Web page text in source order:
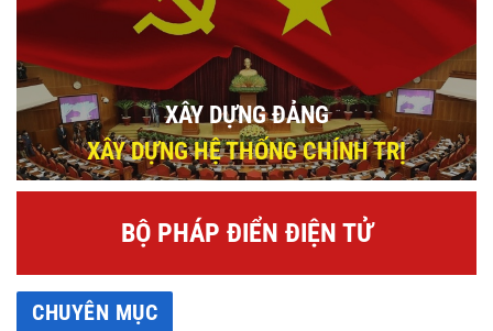
XÂY DỰNG ĐẢNG
XÂY DỰNG HỆ THỐNG CHÍNH TRỊ
BỘ PHÁP ĐIỂN ĐIỆN TỬ
CHUYÊN MỤC